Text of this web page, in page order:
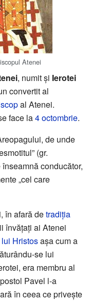
Atenei
, numit și Ierotei
convertit al
al Atenei.
face la4 octombrie.
de unde
(gr.
înseamnă conducător,
„cel care
în afară detradiția
învățați ai Atenei
Hristosașa cum a
se lui
era membru al
Pavel l-a
în ceea ce privește